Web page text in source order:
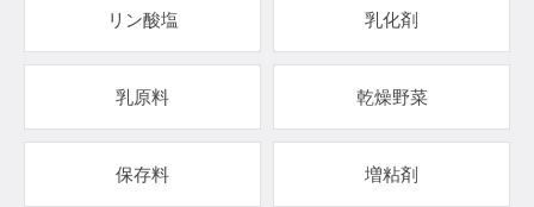
リン酸塩 乳化剤
乳原料 乾燥野菜
保存料 増粘剤